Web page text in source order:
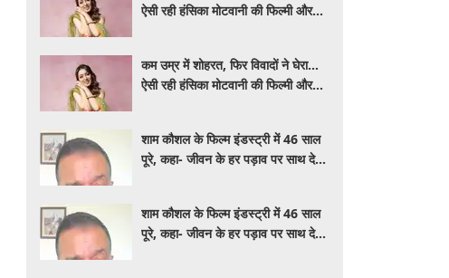
ऐसी रही हंसिका मोटवानी की फिल्मी और
कम उम्र में शोहरत, फिर विवादों ने घेरा…
ऐसी रही हंसिका मोटवानी की फिल्मी और
शाम कौशल के फिल्म इंडस्ट्री में 46 साल
पूरे, कहा- जीवन के हर पड़ाव पर साथ देने
शाम कौशल के फिल्म इंडस्ट्री में 46 साल
पूरे, कहा- जीवन के हर पड़ाव पर साथ देने